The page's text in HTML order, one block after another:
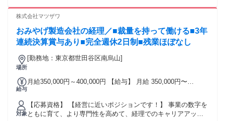
株式会社マツザワ
おみやげ製造会社の経理／■裁量を持って働ける■3年
連続決算賞与あり■完全週休2日制■残業ほぼなし
場所
[勤務地：東京都世田谷区南烏山]
給与
月給350,000円～400,000円 【給与】 月給 350,000円〜
定収入】 ・昇給年1回(4月) ・賞与年2回(6月・12月) ※支給実
績平均3.5ヶ月分 ・3年連続決算賞与あり(2026年時点) 【働き
やすさをサポート】 ・家族手当 ・交通費規定支給
対象
【応募資格】 【経営に近いポジションです！】 事業の数字を
ともに育て、より専門性を高めて、経理でのキャリアアップ